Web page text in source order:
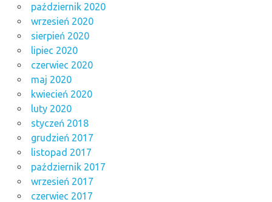
październik 2020
wrzesień 2020
sierpień 2020
lipiec 2020
czerwiec 2020
maj 2020
kwiecień 2020
luty 2020
styczeń 2018
grudzień 2017
listopad 2017
październik 2017
wrzesień 2017
czerwiec 2017